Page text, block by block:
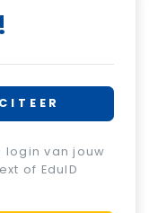
van jouw
of EduID